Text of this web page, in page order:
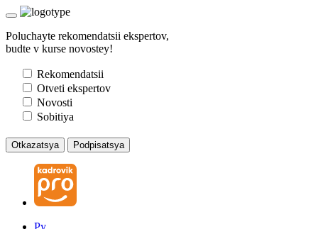
Poluchayte rekomendatsii ekspertov,
budte v kurse novostey!
Rekomendatsii
Otveti ekspertov
Novosti
Sobitiya
Otkazatsya Podpisatsya
Ру